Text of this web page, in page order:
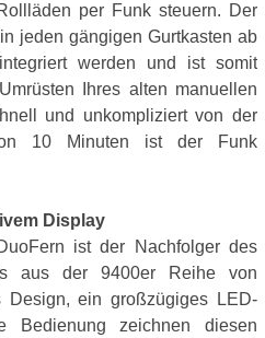
per Funk steuern. Der
jeden gängigen Gurtkasten ab
werden und ist somit
Ihres alten manuellen
und unkompliziert von der
10 Minuten ist der Funk
Display
ist der Nachfolger des
aus der 9400er Reihe von
Design, ein großzügiges LED-
Bedienung zeichnen diesen